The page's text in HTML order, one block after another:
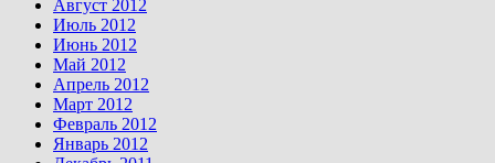
Август 2012
Июль 2012
Июнь 2012
Май 2012
Апрель 2012
Март 2012
Февраль 2012
Январь 2012